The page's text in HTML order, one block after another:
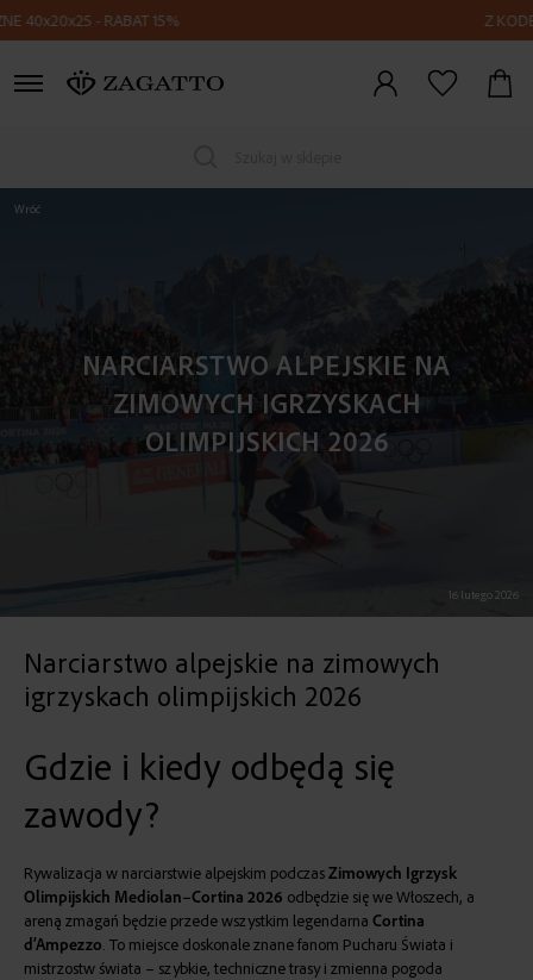
15% Z KODEM FLY15 -
NARCIARSTWO ALPEJSKIE NA
ZIMOWYCH IGRZYSKACH
OLIMPIJSKICH 2026
16 lutego 2026
Wróć
Narciarstwo alpejskie na zimowych
igrzyskach olimpijskich 2026
Gdzie i kiedy odbędą się
zawody?
Rywalizacja w narciarstwie alpejskim podczasZimowych Igrzysk
Olimpijskich Mediolan–Cortina 2026 odbędzie się we Włoszech, a
areną zmagań będzie przede wszystkim legendarna Cortina
d’Ampezzo. To miejsce doskonale znane fanom Pucharu Świata i
mistrzostw świata – szybkie, techniczne trasy i zmienna pogoda